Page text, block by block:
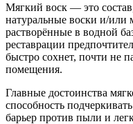
Мягкий воск — это
натуральные воски и/
растворённые в водной
реставрации
быстро сохнет, почти не
помещения.
Главные достоинства
способность
барьер против пыли и